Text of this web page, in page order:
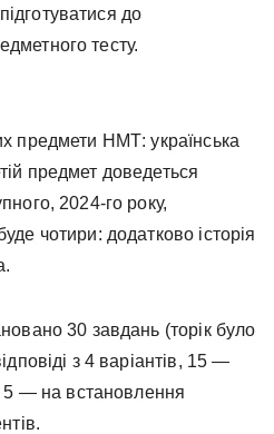
до
тесту.
предмети НМТ: українська
предмет доведеться
2024-го року,
чотири: додатково історія
30 завдань (торік було
з 4 варіантів, 15 —
5 — на встановлення